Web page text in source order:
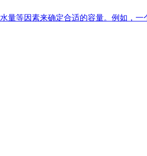
量等因素来确定合适的容量。例如，一